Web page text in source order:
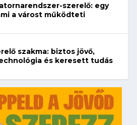
szerelő: egy
a várost működteti
szakma: biztos jövő,
és keresett tudás